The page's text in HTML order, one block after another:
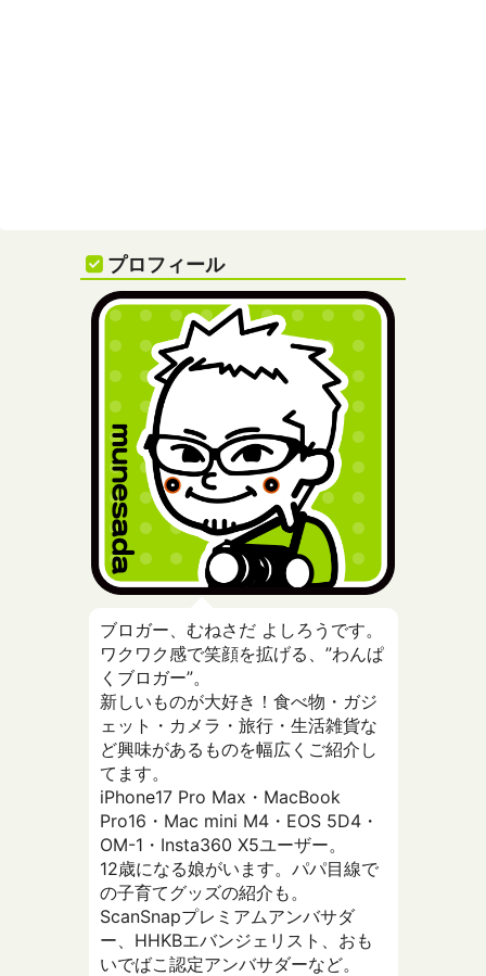
プロフィール
ブロガー、むねさだ よしろうです。
ワクワク感で笑顔を拡げる、”わんぱ
くブロガー”。
新しいものが大好き！食べ物・ガジ
ェット・カメラ・旅行・生活雑貨な
ど興味があるものを幅広くご紹介し
てます。
iPhone17 Pro Max・MacBook
Pro16・Mac mini M4・EOS 5D4・
OM-1・Insta360 X5ユーザー。
12歳になる娘がいます。パパ目線で
の子育てグッズの紹介も。
ScanSnapプレミアムアンバサダ
ー、HHKBエバンジェリスト、おも
いでばこ認定アンバサダーなど。